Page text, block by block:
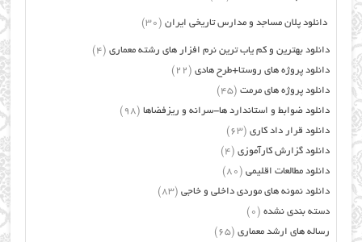
دانلود پلان مساجد و مدارس تاریخی ایران (30)
دانلود بهترین و کم یاب ترین نرم افزار های رشته معماری (4)
دانلود پروژه های روستا+طرح هادی (22)
دانلود پروژه های مرمت (45)
دانلود ضوابط و استاندارد ها-سرانه و ریزفضاها (98)
دانلود قرار داد کاری (63)
دانلود گزارش کارآموزی (4)
دانلود مطالعات اقلیمی (80)
دانلود نمونه های موردی داخلی و خاجی (83)
دسته بندی نشده (0)
رساله های ارشد معماری (65)